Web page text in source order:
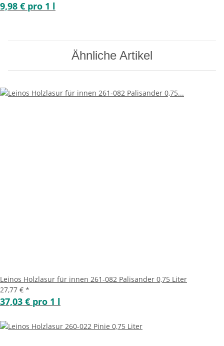
9,98 € pro 1 l
Ähnliche Artikel
Leinos Holzlasur für innen 261-082 Palisander 0,75 Liter
27,77 € *
37,03 € pro 1 l